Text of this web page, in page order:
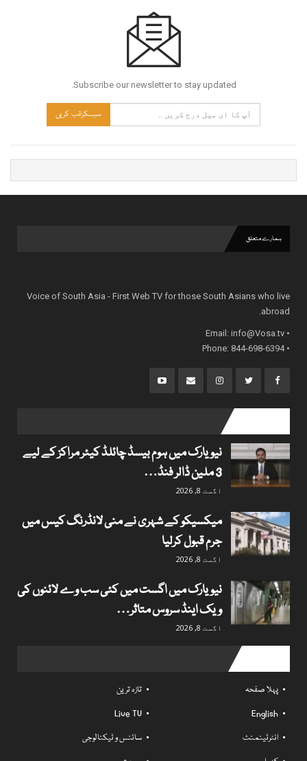
Subscribe our newsletter to stay updated.
سبسکرائب کریں
ہمارے متعلق
Voice of South Asia - First Web TV for those South Asians who live
abroad.
• Email:
info@Vosa.tv
• Phone: 844-698-6394
نیویارک میں ہوم بیسڈ چائلڈ کیئر مراکز کے لیے
3 ملین ڈالر فنڈ…
اگست 8, 2026
میکسیکو کے شہری نے منی لانڈرنگ کیس میں
جرم قبول کرلیا
اگست 8, 2026
نیویارک میں اگست میں کئی سب وے لائنوں کی
ویک اینڈ سروس متاثر…
اگست 8, 2026
پہلا صفحہ
تازہ ترین
English
Live TV
انٹرٹینمنٹ
سائنس و ٹیکنالوجی